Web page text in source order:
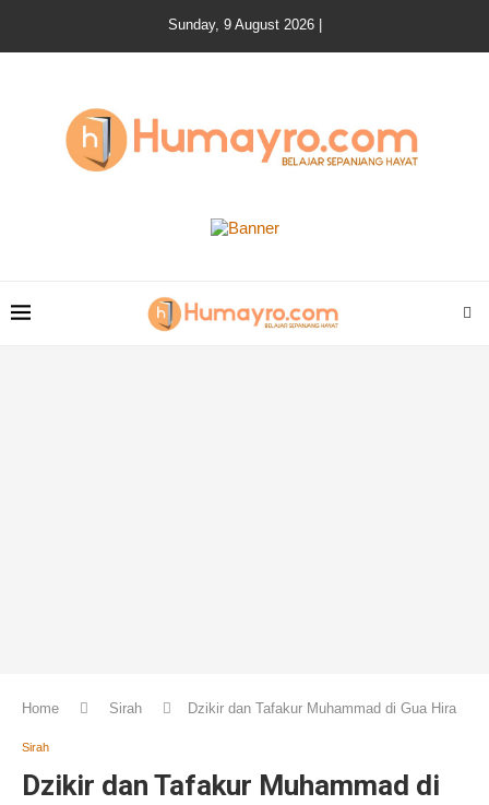
Sunday, 9 August 2026 |
Home Sirah Dzikir dan Tafakur Muhammad di Gua Hira
Sirah
Dzikir dan Tafakur Muhammad di